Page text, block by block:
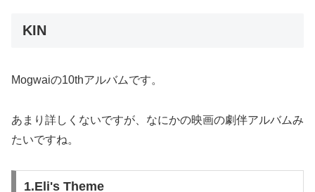
KIN
Mogwaiの10thアルバムです。
あまり詳しくないですが、なにかの映画の劇伴アルバムみ
たいですね。
1.Eli's Theme